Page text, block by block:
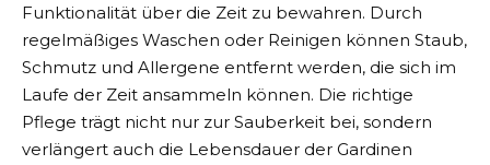
Funktionalität über die Zeit zu bewahren. Durch
regelmäßiges Waschen oder Reinigen können Staub,
Schmutz und Allergene entfernt werden, die sich im
Laufe der Zeit ansammeln können. Die richtige
Pflege trägt nicht nur zur Sauberkeit bei, sondern
verlängert auch die Lebensdauer der Gardinen